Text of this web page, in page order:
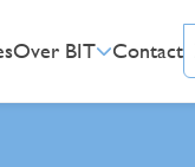
Over BIT Contact